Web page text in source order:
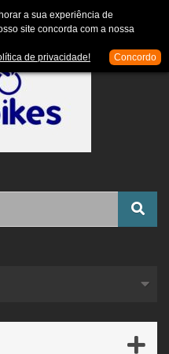
Contacte-nos
a sua experiência de
site concorda com a nossa
de privacidade!
Concordo